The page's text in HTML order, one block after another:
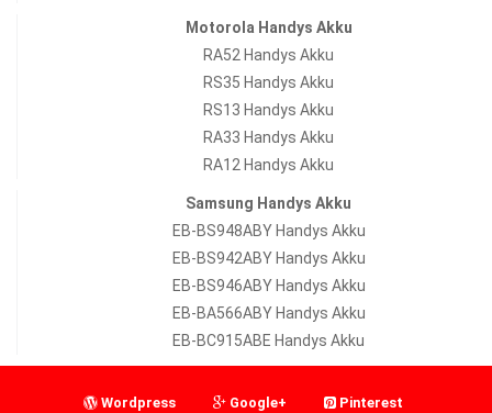
Motorola Handys Akku
RA52 Handys Akku
RS35 Handys Akku
RS13 Handys Akku
RA33 Handys Akku
RA12 Handys Akku
Samsung Handys Akku
EB-BS948ABY Handys Akku
EB-BS942ABY Handys Akku
EB-BS946ABY Handys Akku
EB-BA566ABY Handys Akku
EB-BC915ABE Handys Akku
Wordpress Google+
Pinterest